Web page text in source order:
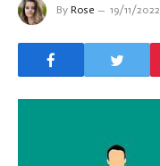
By Rose 19/11/2022